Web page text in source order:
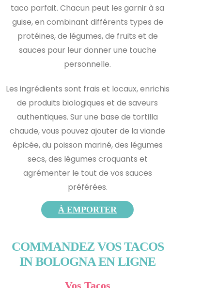
taco parfait. Chacun peut les garnir à sa
guise, en combinant différents types de
protéines, de légumes, de fruits et de
sauces pour leur donner une touche
personnelle.
Les ingrédients sont frais et locaux, enrichis
de produits biologiques et de saveurs
authentiques. Sur une base de tortilla
chaude, vous pouvez ajouter de la viande
épicée, du poisson mariné, des légumes
secs, des légumes croquants et
agrémenter le tout de vos sauces
préférées.
À EMPORTER
COMMANDEZ VOS TACOS
IN BOLOGNA EN LIGNE
Vos Tacos